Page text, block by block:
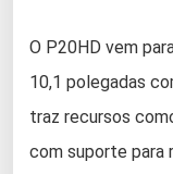
O P20HD vem
10,1 polegadas
traz recursos
com suporte para